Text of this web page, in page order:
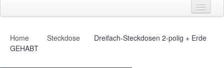
Schalter
Home Steckdose
Dreifach-Steckdosen 2-polig + Erde
GEHABT